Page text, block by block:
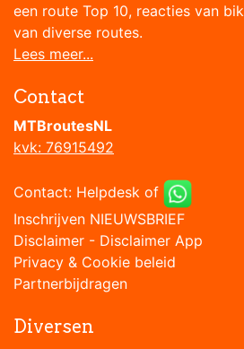
een route Top 10, reacties van
van diverse routes.
Lees meer...
Contact
MTBroutesNL
kvk: 76915492
Contact: Helpdesk of
Inschrijven NIEUWSBRIEF
Disclaimer - Disclaimer App
Privacy & Cookie beleid
Partnerbijdragen
Diversen